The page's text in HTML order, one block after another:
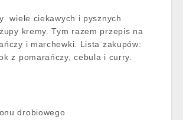
wiele ciekawych i pysznych
kremy. Tym razem przepis na
i marchewki. Lista zakupów:
z pomarańczy, cebula i curry.
drobiowego